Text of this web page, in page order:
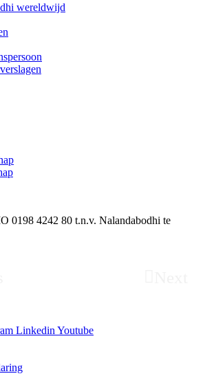
wereldwijd
0198 4242 80 t.n.v. Nalandabodhi te
Linkedin Youtube